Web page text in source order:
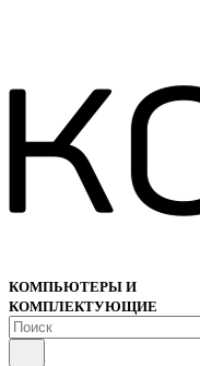
КОМПЬЮТЕРЫ И
КОМПЛЕКТУЮЩИЕ